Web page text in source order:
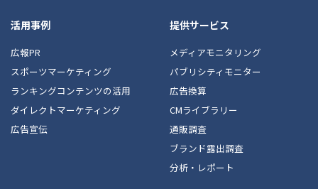
活用事例
広報PR
スポーツマーケティング
ランキングコンテンツの活用
ダイレクトマーケティング
広告宣伝
提供サービス
メディアモニタリング
パブリシティモニター
広告換算
CMライブラリー
通販調査
ブランド露出調査
分析・レポート